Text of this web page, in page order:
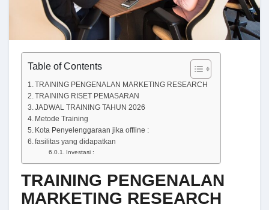
Table of Contents
TRAINING PENGENALAN MARKETING RESEARCH
TRAINING RISET PEMASARAN
JADWAL TRAINING TAHUN 2026
Metode Training
Kota Penyelenggaraan jika offline :
fasilitas yang didapatkan
Investasi :
TRAINING PENGENALAN
MARKETING RESEARCH